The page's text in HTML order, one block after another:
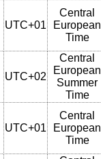
UTC+01
Central
European
Time
UTC+02
Central
European
Summer
Time
UTC+01
Central
European
Time